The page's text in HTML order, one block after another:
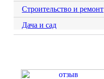
Строительство и ремонт
Дача и сад